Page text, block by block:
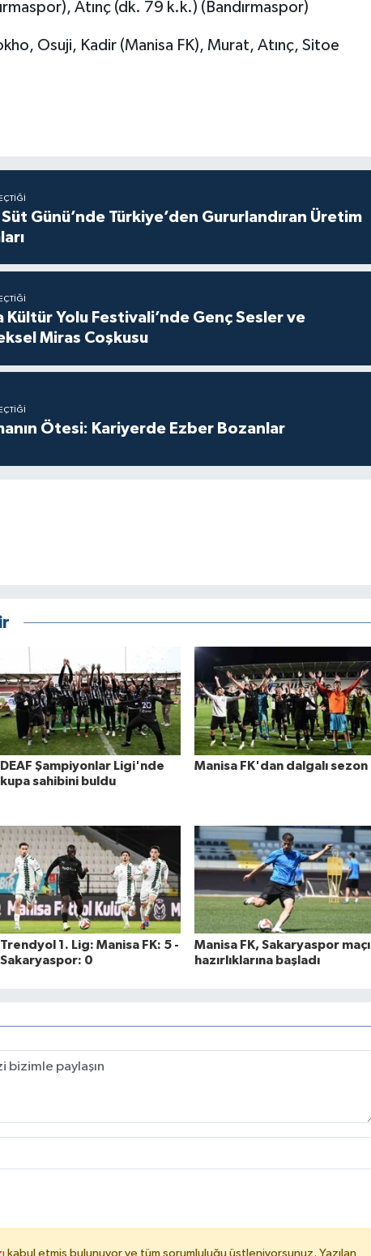
Atınç (dk. 79 k.k.) (Bandırmaspor)
Osuji, Kadir (Manisa FK), Murat, Atınç, Sitoe
Süt Günü’nde Türkiye’den Gururlandıran Üretim
Kültür Yolu Festivali’nde Genç Sesler ve
Miras Coşkusu
Ötesi: Kariyerde Ezber Bozanlar
DEAF Şampiyonlar Ligi'nde
kupa sahibini buldu
Manisa FK'dan dalgalı sezon
Trendyol 1. Lig: Manisa FK: 5 -
Sakaryaspor: 0
Manisa FK, Sakaryaspor maçı
hazırlıklarına başladı
kabul etmiş bulunuyor ve tüm sorumluluğu üstleniyorsunuz. Yazılan